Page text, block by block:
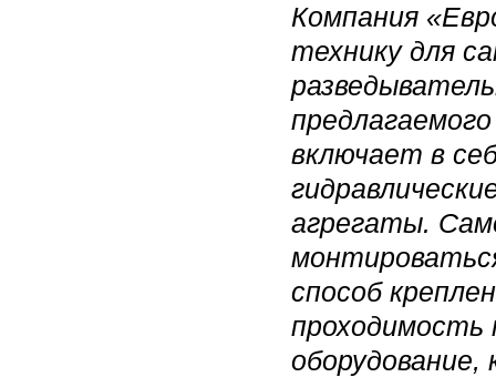
Компания
технику для
включает в
агрегаты.
способ